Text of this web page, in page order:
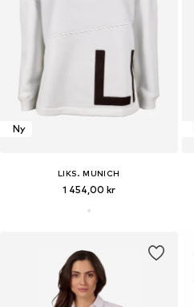
Ny
LIKS. MUNICH
1 454,00 kr